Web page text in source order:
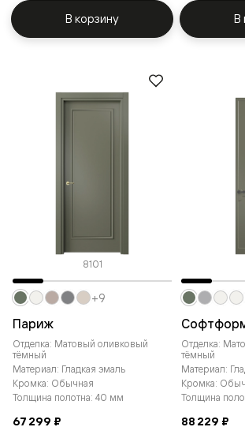
В корзину В
8101
Париж
Отделка: Матовый оливковый
тёмный
Материал: Гладкая эмаль
Кромка: Обычная
Толщина полотна: 40 мм
67 299 ₽
+9
Отделка:
тёмный
Материал:
Кромка:
Толщина
88 229 ₽